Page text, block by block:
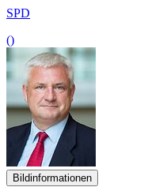
SPD
()
Bildinformationen